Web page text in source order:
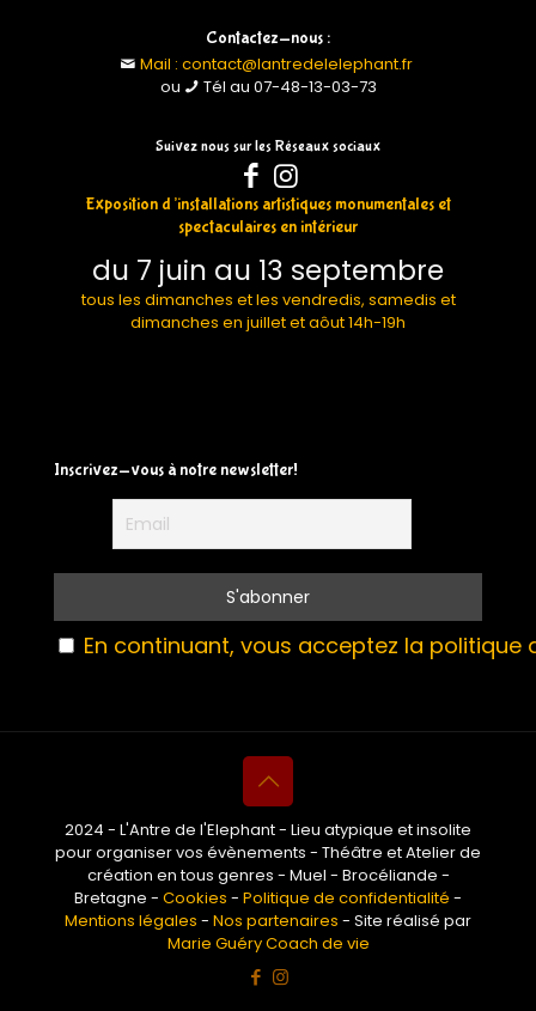
Contactez-nous :
Mail : contact@lantredelelephant.fr
ou
Tél au 07-48-13-03-73
Suivez nous sur les Réseaux sociaux
Exposition d’installations artistiques monumentales et
spectaculaires en intérieur
du 7 juin au 13 septembre
tous les dimanches et les vendredis, samedis et
dimanches en juillet et aôut 14h-19h
Inscrivez-vous à notre newsletter!
En continuant, vous acceptez la politique
2024 - L'Antre de l'Elephant - Lieu atypique et insolite
pour organiser vos évènements - Théâtre et Atelier de
création en tous genres - Muel - Brocéliande -
Bretagne - Cookies - Politique de confidentialité -
Mentions légales - Nos partenaires - Site réalisé par
Marie Guéry Coach de vie